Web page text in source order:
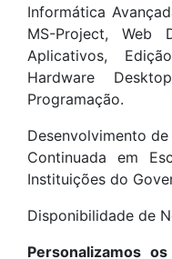
Informática
MS-Project, Web
Aplicativos,
Hardware
Programação.
Desenvolvimento
Continuada em
Instituições do
Disponibilidade de
Personalizamos